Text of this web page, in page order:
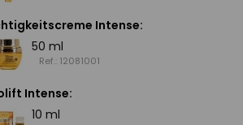
Intense:
50 ml
Ref.: 12081001
Intense:
10 ml